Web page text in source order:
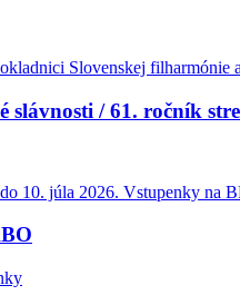
Slovenskej filharmónie
slávnosti / 61. ročník
10. júla 2026. Vstupenky na